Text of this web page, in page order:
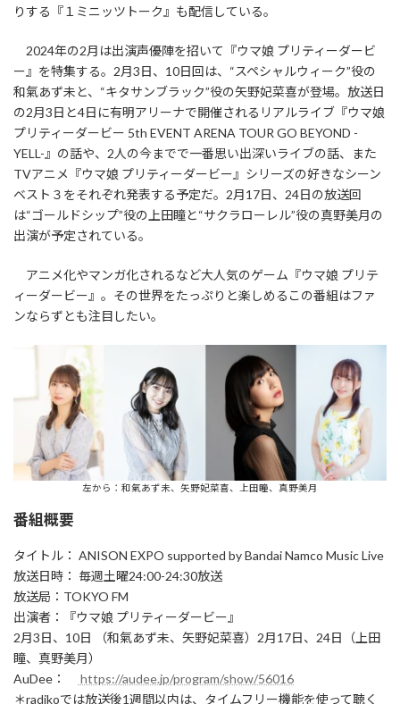
りする『１ミニッツトーク』も配信している。
2024年の2月は出演声優陣を招いて『ウマ娘 プリティーダービ
ー』を特集する。2月3日、10日回は、“スペシャルウィーク”役の
和氣あず未と、“キタサンブラック”役の矢野妃菜喜が登場。放送日
の2月3日と4日に有明アリーナで開催されるリアルライブ『ウマ娘
プリティーダービー 5th EVENT ARENA TOUR GO BEYOND -
YELL-』の話や、2人の今までで一番思い出深いライブの話、また
TVアニメ『ウマ娘 プリティーダービー』シリーズの好きなシーン
ベスト３をそれぞれ発表する予定だ。2月17日、24日の放送回
は“ゴールドシップ”役の上田瞳と“サクラローレル”役の真野美月の
出演が予定されている。
アニメ化やマンガ化されるなど大人気のゲーム『ウマ娘 プリテ
ィーダービー』。その世界をたっぷりと楽しめるこの番組はファ
ンならずとも注目したい。
左から：和氣あず未、矢野妃菜喜、上田瞳、真野美月
番組概要
タイトル： ANISON EXPO supported by Bandai Namco Music Live
放送日時： 毎週土曜24:00-24:30放送
放送局：TOKYO FM
出演者：『ウマ娘 プリティーダービー』
2月3日、10日 （和氣あず未、矢野妃菜喜）2月17日、24日（上田
瞳、真野美月）
AuDee：
https://audee.jp/program/show/56016
＊radikoでは放送後1週間以内は、タイムフリー機能を使って聴く